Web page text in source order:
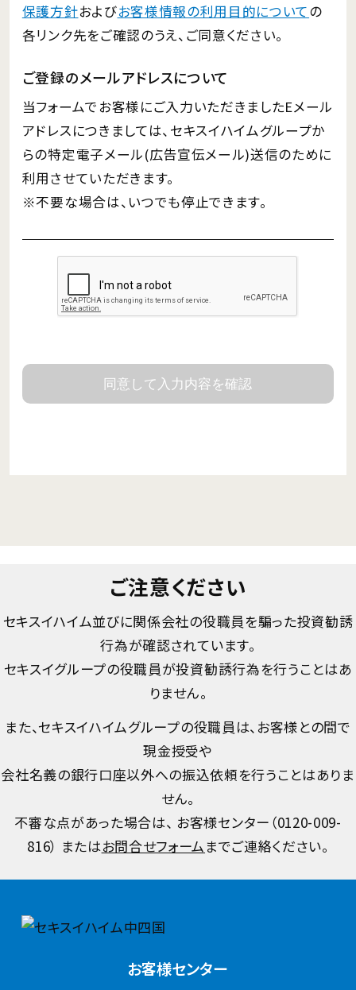
保護方針およびお客様情報の利用目的についての
各リンク先をご確認のうえ、ご同意ください。
ご登録のメールアドレスについて
当フォームでお客様にご入力いただきましたEメール
アドレスにつきましては、セキスイハイムグループか
らの特定電子メール(広告宣伝メール)送信のために
利用させていただきます。
※不要な場合は、いつでも停止できます。
ご注意ください
セキスイハイム並びに関係会社の役職員を騙った投資勧誘
行為が確認されています。
セキスイグループの役職員が投資勧誘行為を行うことはあ
りません。
また、セキスイハイムグループの役職員は、お客様との間で
現金授受や
会社名義の銀行口座以外への振込依頼を行うことはありま
せん。
不審な点があった場合は、 お客様センター（0120-009-
816） またはお問合せフォームまでご連絡ください。
お客様センター